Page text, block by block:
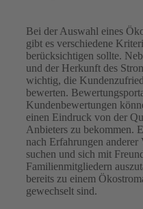
Bei der Auswahl eines
gibt es verschiedene
berücksichtigen sollte.
und der Herkunft des
wichtig, die
bewerten.
Kundenbewertungen
einen Eindruck von der
Anbieters zu bekommen.
nach Erfahrungen anderer
suchen und sich mit
Familienmitgliedern
bereits zu einem
gewechselt sind.